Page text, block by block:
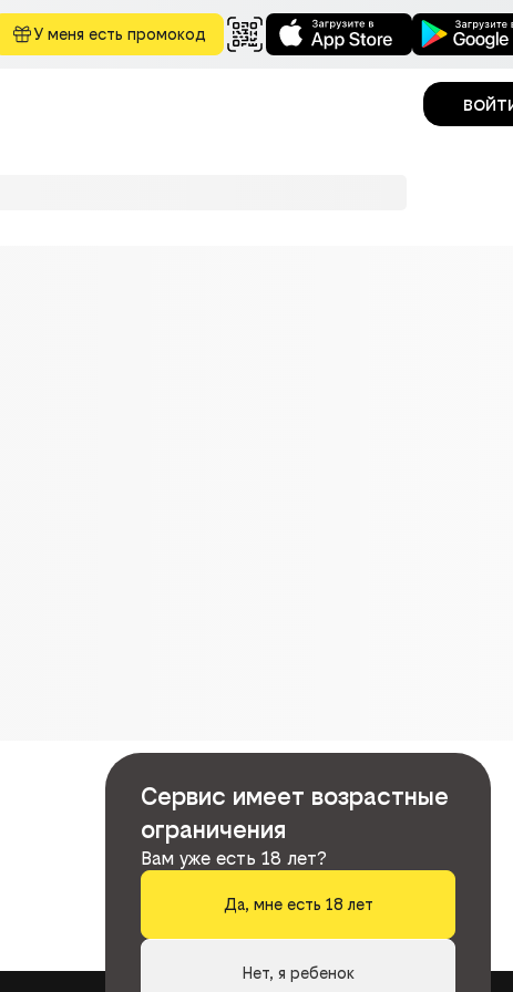
У меня есть промокод
Сервис имеет возрастные
ограничения
Вам уже есть 18 лет?
Да, мне есть 18 лет
Нет, я ребенок